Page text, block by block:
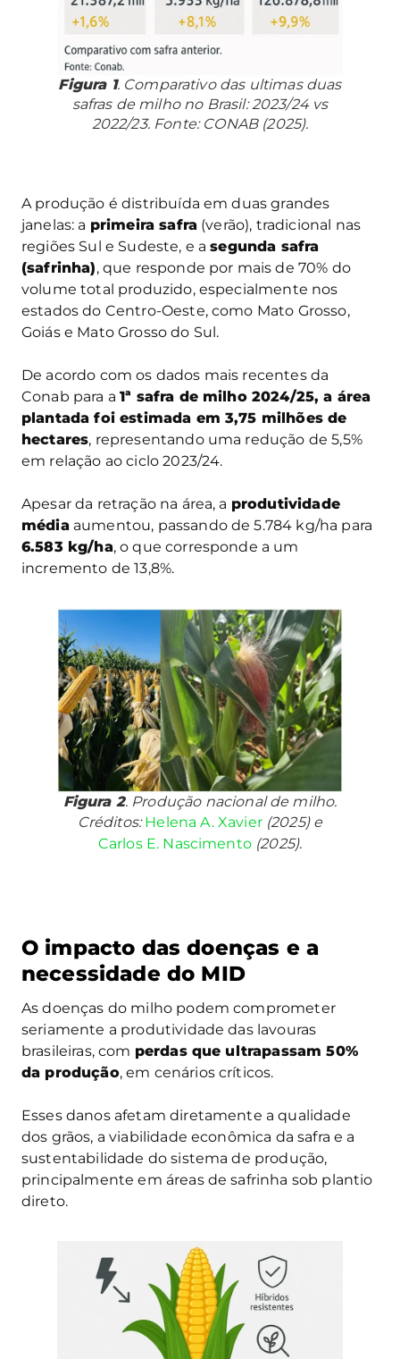
Figura 1. Comparativo das ultimas duas
safras de milho no Brasil: 2023/24 vs
2022/23. Fonte: CONAB (2025).
A produção é distribuída em duas grandes
janelas: a primeira safra (verão), tradicional nas
regiões Sul e Sudeste, e asegunda safra
(safrinha), que responde por mais de 70% do
volume total produzido, especialmente nos
estados do Centro-Oeste, como Mato Grosso,
Goiás e Mato Grosso do Sul.
De acordo com os dados mais recentes da
Conab para a1ª safra de milho 2024/25, a área
plantada foi estimada em 3,75 milhões de
hectares, representando uma redução de 5,5%
em relação ao ciclo 2023/24.
Apesar da retração na área, a produtividade
médiaaumentou, passando de 5.784 kg/ha para
6.583 kg/ha, o que corresponde a um
incremento de 13,8%.
Figura 2. Produção nacional de milho.
Créditos:Helena A. Xavier(2025) e
Carlos E. Nascimento(2025).
O impacto das doenças e a
necessidade do MID
As doenças do milho podem comprometer
seriamente a produtividade das lavouras
brasileiras, com perdas que ultrapassam 50%
da produção, em cenários críticos.
Esses danos afetam diretamente a qualidade
dos grãos, a viabilidade econômica da safra e a
sustentabilidade do sistema de produção,
principalmente em áreas de safrinha sob plantio
direto.